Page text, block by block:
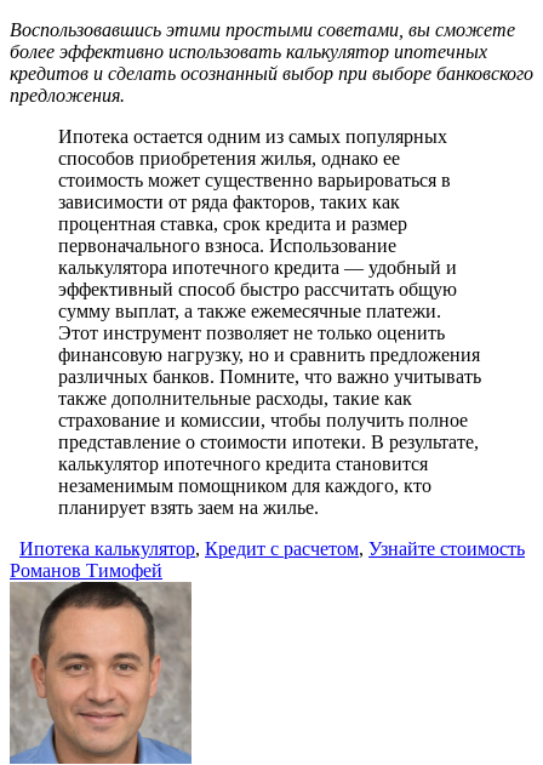
Воспользовавшись этими простыми советами, вы сможете
более эффективно использовать калькулятор ипотечных
кредитов и сделать осознанный выбор при выборе банковского
предложения.
Ипотека остается одним из самых популярных
способов приобретения жилья, однако ее
стоимость может существенно варьироваться в
зависимости от ряда факторов, таких как
процентная ставка, срок кредита и размер
первоначального взноса. Использование
калькулятора ипотечного кредита — удобный и
эффективный способ быстро рассчитать общую
сумму выплат, а также ежемесячные платежи.
Этот инструмент позволяет не только оценить
финансовую нагрузку, но и сравнить предложения
различных банков. Помните, что важно учитывать
также дополнительные расходы, такие как
страхование и комиссии, чтобы получить полное
представление о стоимости ипотеки. В результате,
калькулятор ипотечного кредита становится
незаменимым помощником для каждого, кто
планирует взять заем на жилье.
Ипотека калькулятор, Кредит с расчетом, Узнайте стоимость
Романов Тимофей